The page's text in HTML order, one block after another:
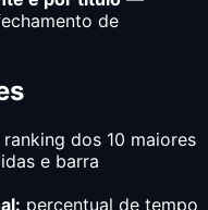
de
ranking dos 10 maiores
e barra
percentual de tempo